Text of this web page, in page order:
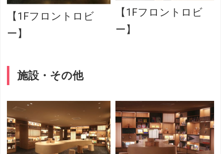
【1Fフロントロビ
ー】
【1Fフロントロビ
ー】
施設・その他